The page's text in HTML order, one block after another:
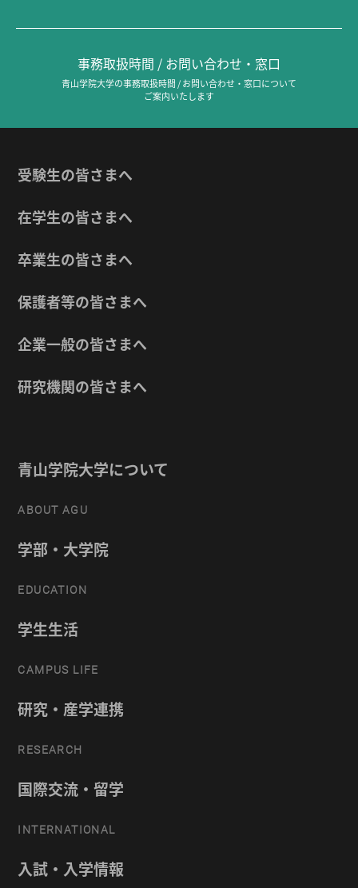
事務取扱時間 / お問い合わせ・窓口
青山学院大学の事務取扱時間 / お問い合わせ・窓口について
ご案内いたします
受験生の皆さまへ
在学生の皆さまへ
卒業生の皆さまへ
保護者等の皆さまへ
企業一般の皆さまへ
研究機関の皆さまへ
青山学院大学について
ABOUT AGU
学部・大学院
EDUCATION
学生生活
CAMPUS LIFE
研究・産学連携
RESEARCH
国際交流・留学
INTERNATIONAL
入試・入学情報